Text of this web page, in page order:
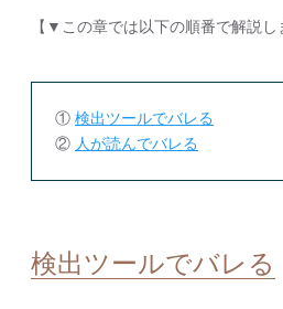
【▼この章では以下の順番で解説し
① 検出ツールでバレる
② 人が読んでバレる
検出ツールでバレる